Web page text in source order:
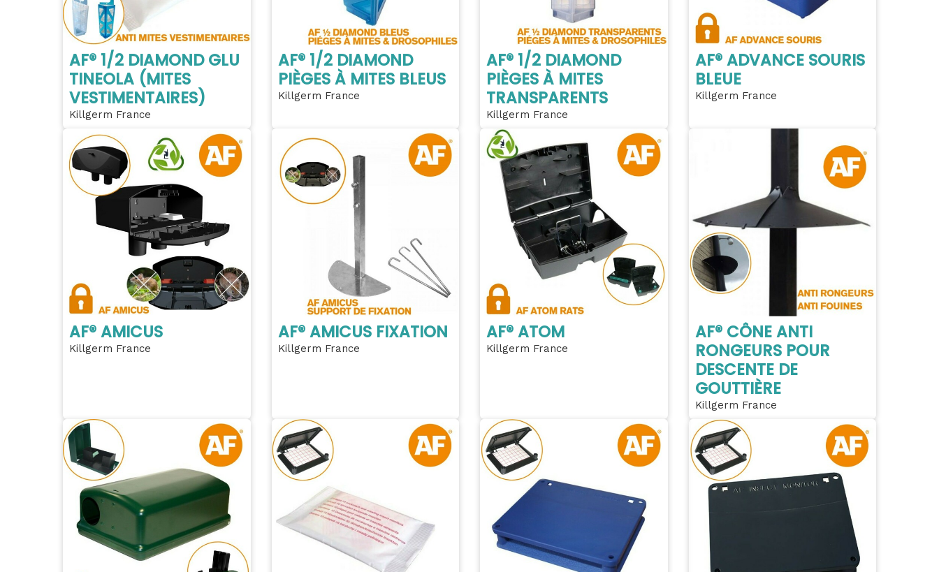
AF® 1/2 DIAMOND GLU
TINEOLA (MITES
VESTIMENTAIRES)
Killgerm France
AF® 1/2 DIAMOND
PIÈGES À MITES BLEUS
Killgerm France
AF® 1/2 DIAMOND
PIÈGES À MITES
TRANSPARENTS
Killgerm France
AF® ADVANCE SOURIS
BLEUE
Killgerm France
AF® AMICUS
Killgerm France
AF® AMICUS FIXATION
Killgerm France
AF® ATOM
Killgerm France
AF® CÔNE ANTI
RONGEURS POUR
DESCENTE DE
GOUTTIÈRE
Killgerm France